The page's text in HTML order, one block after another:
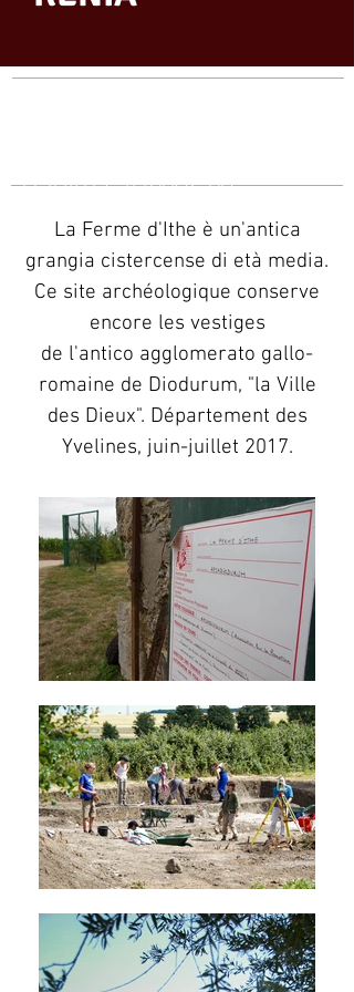
FOUILLES (FRANCIA)
La Ferme d'Ithe è un'antica
grangia cistercense di età media.
Ce site archéologique conserve
encore les vestiges
de l'antico agglomerato gallo-
romaine de Diodurum, "la Ville
des Dieux". Département des
Yvelines, juin-juillet 2017.